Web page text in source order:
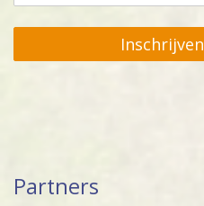
Inschrijven
Partners